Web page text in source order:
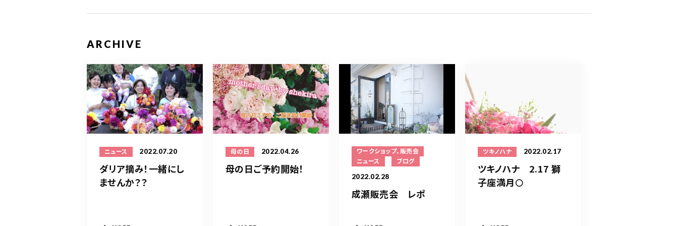
ARCHIVE
ニュース 2022.07.20
ダリア摘み！一緒にし
ませんか？？
母の日 2022.04.26
母の日ご予約開始！
ワークショップ、販売会
ニュース
ブログ
2022.02.28
成瀬販売会 レポ
ツキノハナ 2022.02.17
ツキノハナ 2.17 獅
子座満月🌕